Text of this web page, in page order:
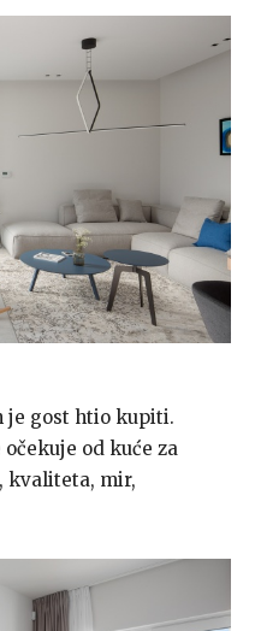
je gost htio kupiti.
od kuće za
kvaliteta, mir,